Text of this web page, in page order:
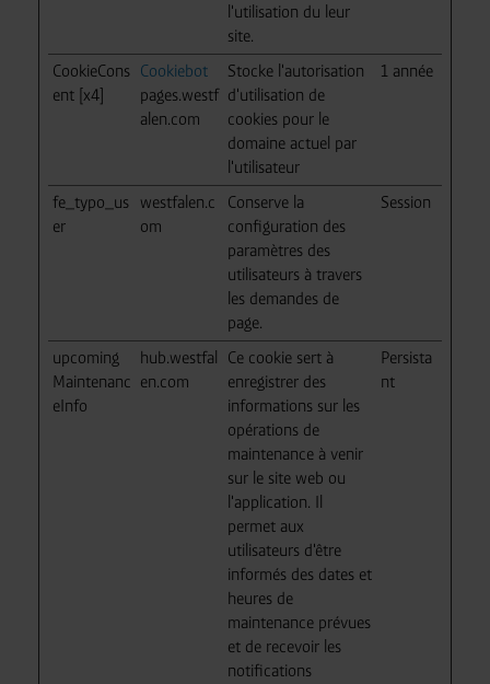
l'utilisation du leur
site.
CookieCons
ent [x4]
Cookiebot
pages.westf
alen.com
Stocke l'autorisation
d'utilisation de
cookies pour le
domaine actuel par
l'utilisateur
1 année
fe_typo_us
er
westfalen.c
om
Conserve la
configuration des
paramètres des
utilisateurs à travers
les demandes de
page.
Session
upcoming
Maintenanc
eInfo
hub.westfal
en.com
Ce cookie sert à
enregistrer des
informations sur les
opérations de
maintenance à venir
sur le site web ou
l'application. Il
permet aux
utilisateurs d'être
informés des dates et
heures de
maintenance prévues
et de recevoir les
notifications
Persista
nt